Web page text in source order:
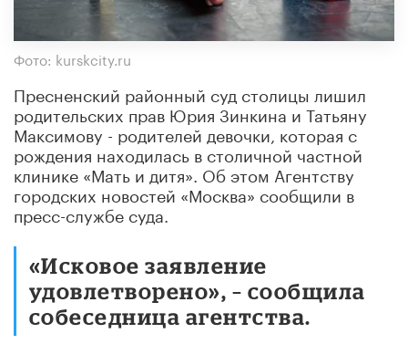
Фото: kurskcity.ru
Пресненский районный суд столицы лишил
родительских прав Юрия Зинкина и Татьяну
Максимову - родителей девочки, которая с
рождения находилась в столичной частной
клинике «Мать и дитя». Об этом Агентству
городских новостей «Москва» сообщили в
пресс-службе суда.
«Исковое заявление
удовлетворено», – сообщила
собеседница агентства.